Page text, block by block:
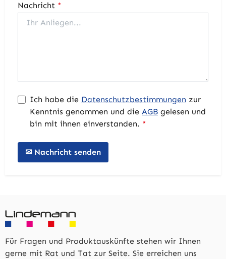
Nachricht *
Ich habe die Datenschutzbestimmungen zur
Kenntnis genommen und die AGB gelesen und
bin mit ihnen einverstanden. *
✉ Nachricht senden
Für Fragen und Produktauskünfte stehen wir Ihnen
gerne mit Rat und Tat zur Seite. Sie erreichen uns